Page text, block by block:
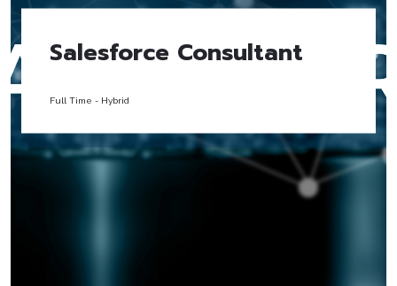
Salesforce Consultant
Full Time - Hybrid